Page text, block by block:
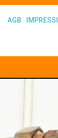
AGB